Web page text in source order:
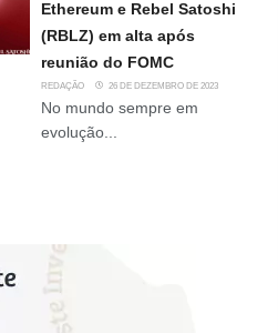
Ethereum e Rebel Satoshi
(RBLZ) em alta após
reunião do FOMC
REDAÇÃO 26 DE DEZEMBRO DE 2023
No mundo sempre em
evolução...